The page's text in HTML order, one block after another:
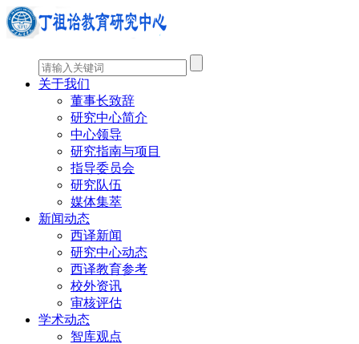
关于我们
董事长致辞
研究中心简介
中心领导
研究指南与项目
指导委员会
研究队伍
媒体集萃
新闻动态
西译新闻
研究中心动态
西译教育参考
校外资讯
审核评估
学术动态
智库观点